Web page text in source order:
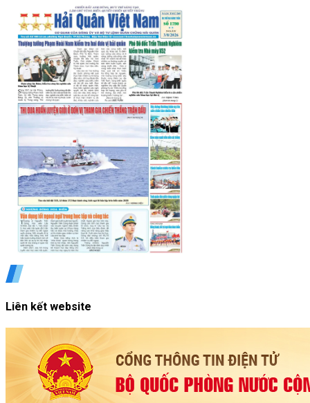
Liên kết website